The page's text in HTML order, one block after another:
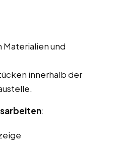
Materialien und
innerhalb der
: